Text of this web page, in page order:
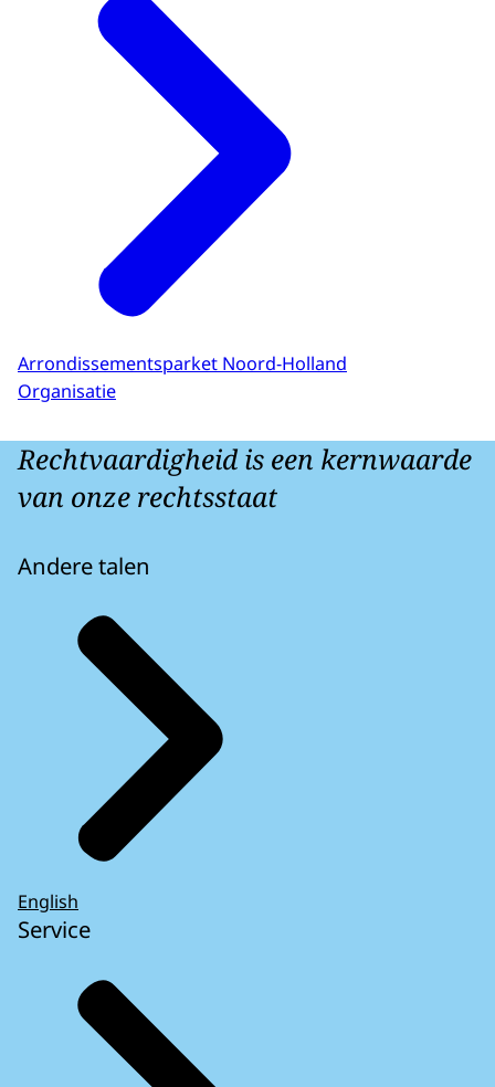
Arrondissementsparket Noord-Holland
Organisatie
Rechtvaardigheid is een kernwaarde
van onze rechtsstaat
Andere talen
English
Service